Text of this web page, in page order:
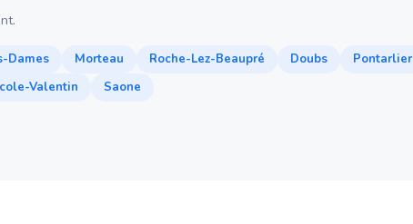
Dames Morteau Roche-Lez-Beaupré Doubs Pontarlier
Valentin Saone